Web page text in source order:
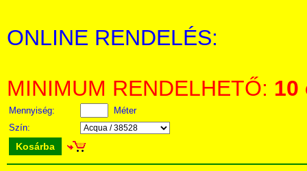
ONLINE RENDELÉS:
MINIMUM RENDELHETŐ: 10
Mennyiség:
Méter
Szín:
Kosárba